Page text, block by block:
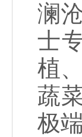
澜
士
植
蔬
极